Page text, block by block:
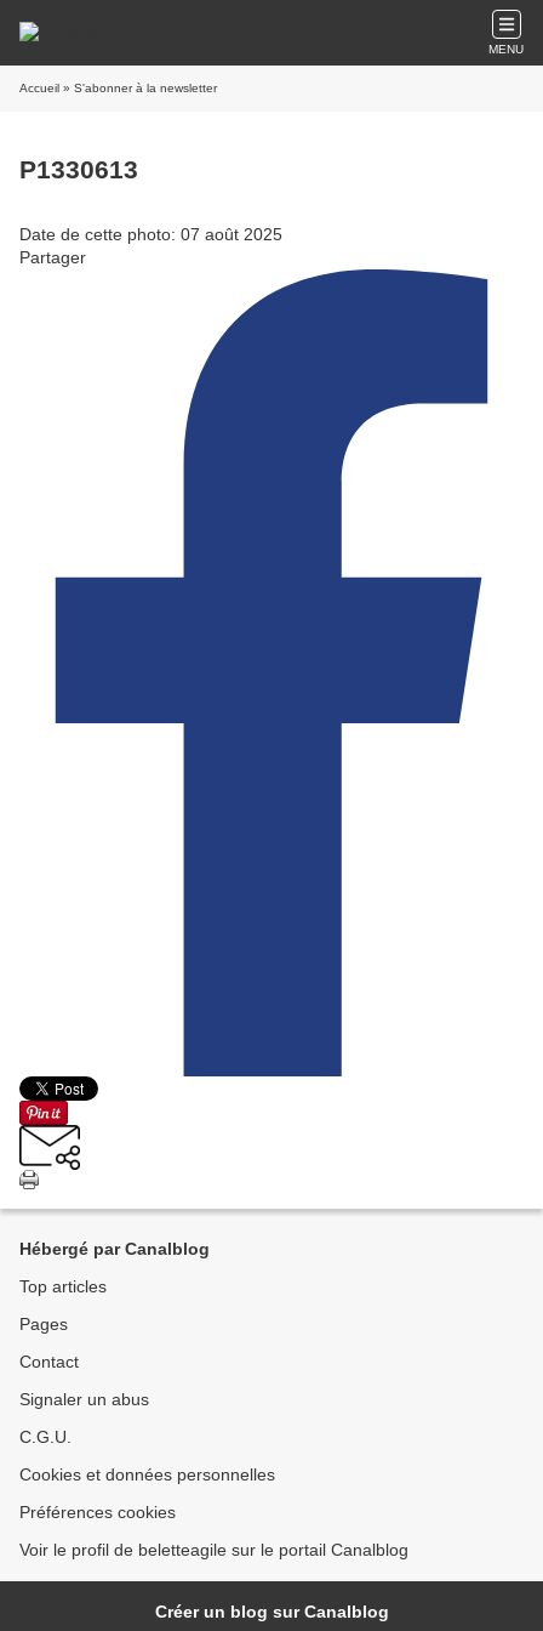
MENU
Accueil » S'abonner à la newsletter
P1330613
Date de cette photo: 07 août 2025
Partager
Hébergé par Canalblog
Top articles
Pages
Contact
Signaler un abus
C.G.U.
Cookies et données personnelles
Préférences cookies
Voir le profil de beletteagile sur le portail Canalblog
Créer un blog sur Canalblog